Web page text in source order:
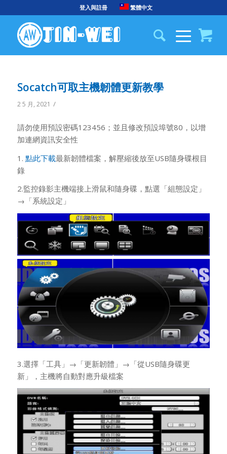
登入與註冊 繁體中文
Socatch可取主機韌體更新教學
2 5 月, 2021 /
請勿使用預設密碼123456；並且修改預設埠號80，以增
加連網資訊安全性
1. 點此下載最新韌體檔案，解壓縮後放至USB隨身碟根目
錄
2.監控錄影主機端接上滑鼠和隨身碟，點選「組態設定」
→「系統設定」
3.選擇「工具」→「更新韌體」→「從USB隨身碟更
新」，主機將自動對應升級檔案